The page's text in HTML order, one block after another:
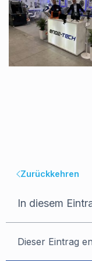
Zurückkehren
In diesem
Dieser Eintrag